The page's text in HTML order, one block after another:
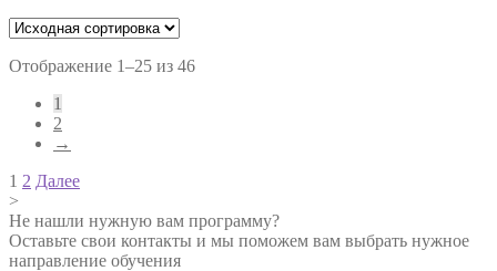
Отображение 1–25 из 46
1
2
→
Навигация
по
записям
1 2 Далее
>
Не нашли нужную вам программу?
Оставьте свои контакты и мы поможем вам выбрать нужное
направление обучения